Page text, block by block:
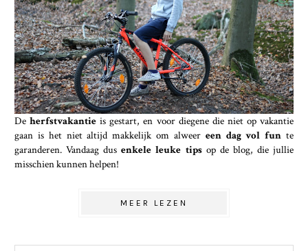
Deherfstvakantieis gestart, en voor diegene die niet op vakantie
gaan is het niet altijd makkelijk om alweer een dag vol fun te
garanderen. Vandaag dusenkele leuke tipsop de blog, die jullie
misschien kunnen helpen!
MEER LEZEN